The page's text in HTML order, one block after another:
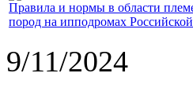
Правила и нормы в области
пород на ипподромах
9/11/2024